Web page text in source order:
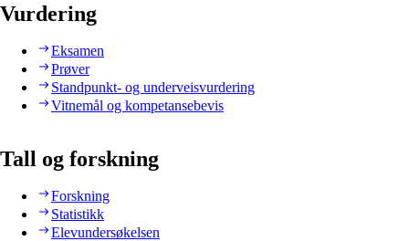
Vurdering
Eksamen
Prøver
Standpunkt- og underveisvurdering
Vitnemål og kompetansebevis
Tall og forskning
Forskning
Statistikk
Elevundersøkelsen